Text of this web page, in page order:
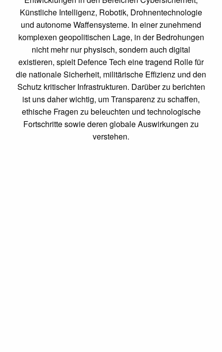
Künstliche Intelligenz, Robotik, Drohnentechnologie
und autonome Waffensysteme. In einer zunehmend
komplexen geopolitischen Lage, in der Bedrohungen
nicht mehr nur physisch, sondern auch digital
existieren, spielt Defence Tech eine tragend Rolle für
die nationale Sicherheit, militärische Effizienz und den
Schutz kritischer Infrastrukturen. Darüber zu berichten
ist uns daher wichtig, um Transparenz zu schaffen,
ethische Fragen zu beleuchten und technologische
Fortschritte sowie deren globale Auswirkungen zu
verstehen.